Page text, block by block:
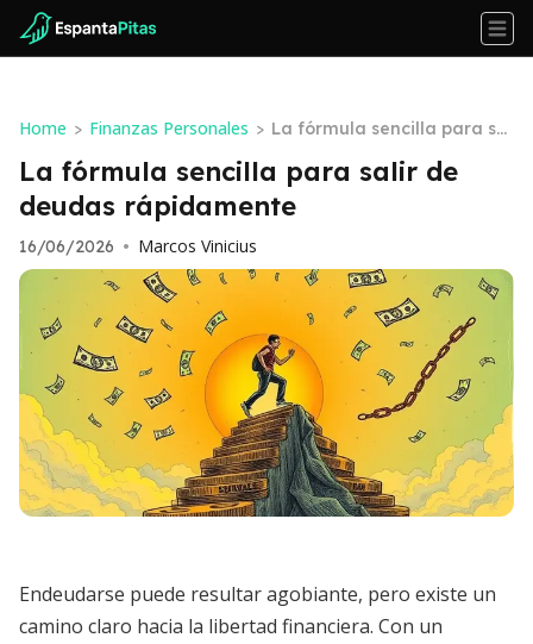
Home > Finanzas Personales > La fórmula sencilla para sal
ir de deudas rápidamente
La fórmula sencilla para salir de
deudas rápidamente
16/06/2026 • Marcos Vinicius
Endeudarse puede resultar agobiante, pero existe un
camino claro hacia la libertad financiera. Con un